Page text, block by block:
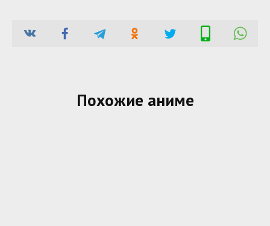
Похожие аниме